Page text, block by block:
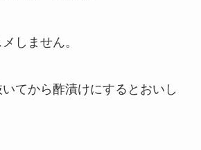
しません。
てから酢漬けにするとおいし